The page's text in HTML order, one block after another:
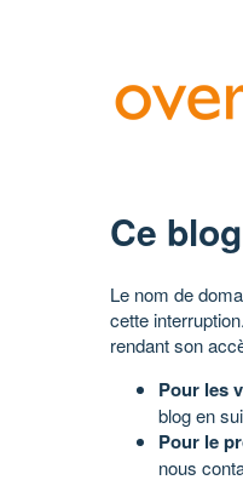
Ce
Le nom de
cette
rendant son
Pour les
blog en
Pour le
nous